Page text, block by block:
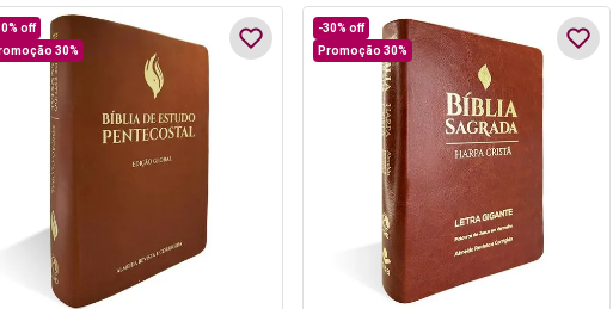
off
30%
-30% off
Promoção 30%